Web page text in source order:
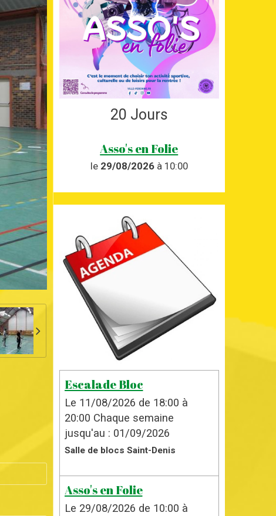
20 Jours
Asso's en Folie
le 29/08/2026à 10:00
Escalade Bloc
Le 11/08/2026 de 18:00 à
20:00 Chaque semaine
jusqu'au : 01/09/2026
Salle de blocs Saint-Denis
Asso's en Folie
Le 29/08/2026 de 10:00 à